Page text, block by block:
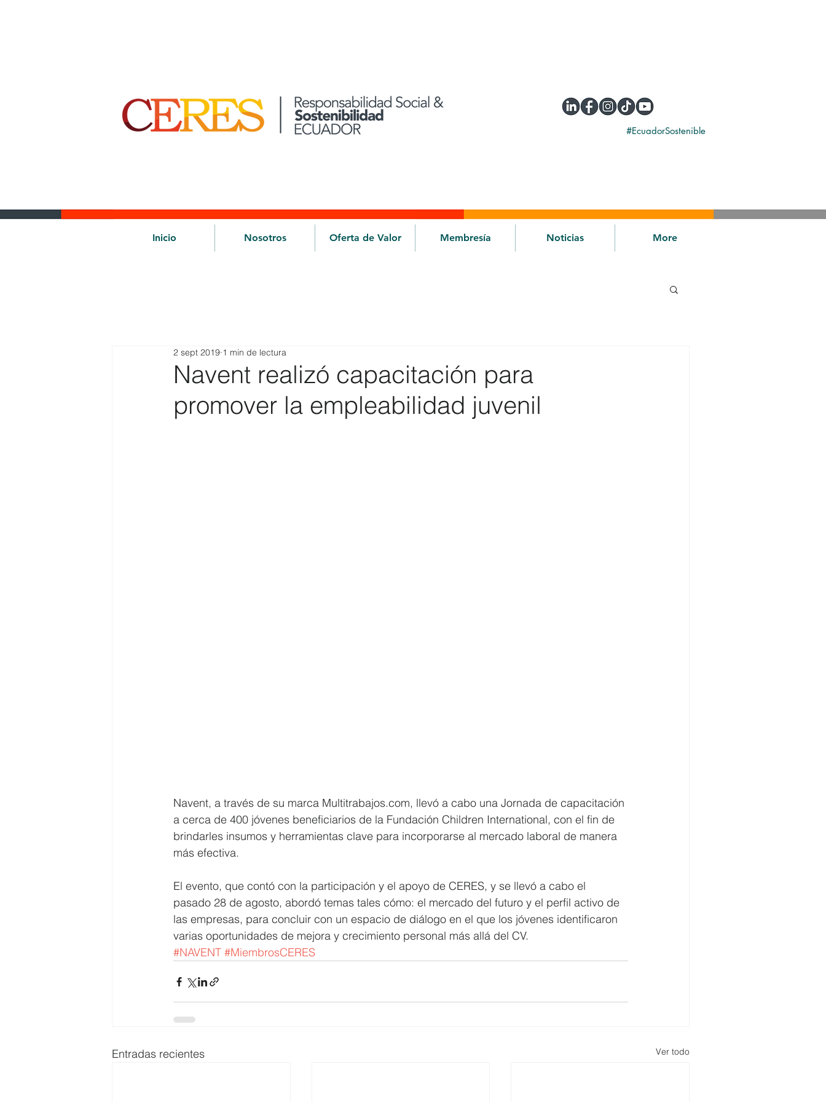
#EcuadorSostenible
Inicio Nosotros Oferta de Valor Membresía Noticias More
Navent realizó capacitación para
promover la empleabilidad juvenil
2 sept 2019 1 min de lectura
Navent, a través de su marca Multitrabajos.com, llevó a cabo una Jornada de capacitación
a cerca de 400 jóvenes beneficiarios de la Fundación Children International, con el fin de
brindarles insumos y herramientas clave para incorporarse al mercado laboral de manera
más efectiva.
El evento, que contó con la participación y el apoyo de CERES, y se llevó a cabo el
pasado 28 de agosto, abordó temas tales cómo: el mercado del futuro y el perfil activo de
las empresas, para concluir con un espacio de diálogo en el que los jóvenes identificaron
varias oportunidades de mejora y crecimiento personal más allá del CV.
#NAVENT #MiembrosCERES
Entradas recientes Ver todo